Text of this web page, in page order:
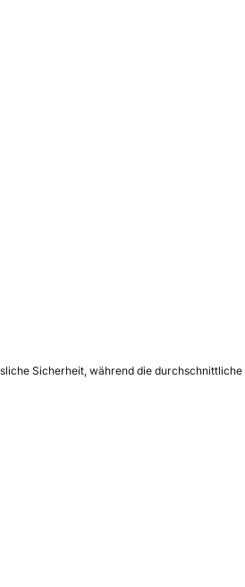
Sicherheit, während die durchschnittliche